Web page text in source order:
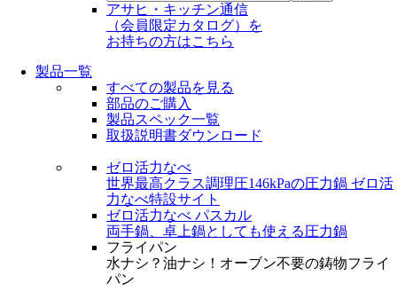
アサヒ・キッチン通信
（会員限定カタログ）を
お持ちの方はこちら
製品一覧
すべての製品を見る
部品のご購入
製品スペック一覧
取扱説明書ダウンロード
ゼロ活力なべ
世界最高クラス調理圧146kPaの圧力鍋 ゼロ活
力なべ特設サイト
ゼロ活力なべ パスカル
両手鍋、卓上鍋としても使える圧力鍋
フライパン
水ナシ？油ナシ！オーブン不要の鋳物フライ
パン